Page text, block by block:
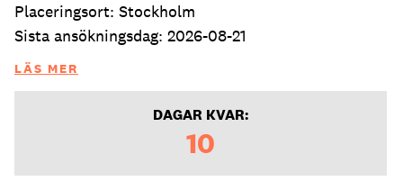
Placeringsort: Stockholm
Sista ansökningsdag: 2026-08-21
LÄS MER
DAGAR KVAR:
10